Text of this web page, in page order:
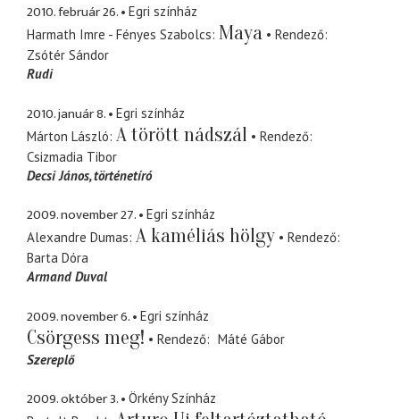
2010. február 26.
Egri színház
Harmath Imre - Fényes Szabolcs Maya
Rendező
Zsótér Sándor
Rudi
2010. január 8.
Egri színház
Márton László A törött nádszál
Rendező
Csizmadia Tibor
Decsi János történetíró
2009. november 27.
Egri színház
Alexandre Dumas A kaméliás hölgy
Rendező
Barta Dóra
Armand Duval
2009. november 6. Egri színház
Csörgess meg! Rendező
Máté Gábor
Szereplő
2009. október 3.
Örkény Színház